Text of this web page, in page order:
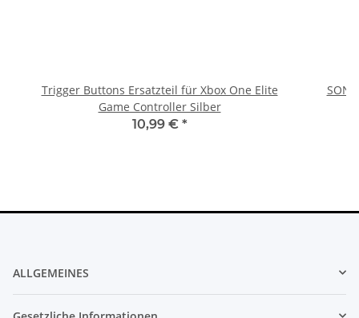
Trigger Buttons Ersatzteil für Xbox One Elite
Game Controller Silber
10,99 € *
ALLGEMEINES